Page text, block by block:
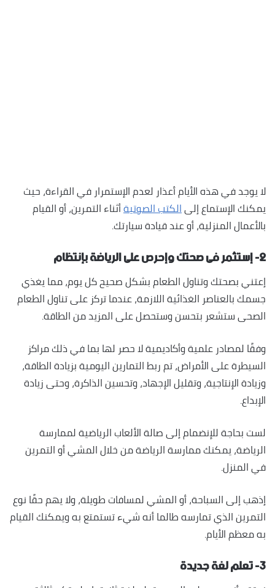
لا يوجد في هذه الأيام أعذار لعدم الإستمرار في القراءة، حيث
يمكنك الإستماع إلىالكتب الصوتيةأثناء التمرين، أو القيام
بالأعمال المنزلية، أو عند قيادة سيارتك.
٢- إستثمر فى صحتك وإحرص على الرياضة بإنتظام
إعتني بصحتك وتناول الطعام بشكل صحيح كل يوم، مما يغذي
جسمك بالعناصر الغذائية اللازمة، عندما تركز على تناول الطعام
الصحى ستشعر بتحسن وستحصل على المزيد من الطاقة.
وفقًا لمصادر علمية وأكاديمية لا حصر لها بما في ذلك مراكز
السيطرة على الأمراض، تم ربط التمارين اليومية بزيادة الطاقة،
وزيادة الإنتاجية، وتقليل الإجهاد، وتحسين الذاكرة، وحتى زيادة
الإبداع.
لست بحاجة للإنضمام إلى صالة الألعاب الرياضية لممارسة
الرياضة، يمكنك ممارسة الرياضة من خلال المشي أو التمرين
في المنزل.
إذهب إلى السباحة، أو المشي لمسافات طويلة، ولا يهم حقًا نوع
التمرين الذي تمارسه طالما أنه شيء تستمتع به ويمكنك القيام
به معظم الأيام.
٣- تعلم لغة جديدة